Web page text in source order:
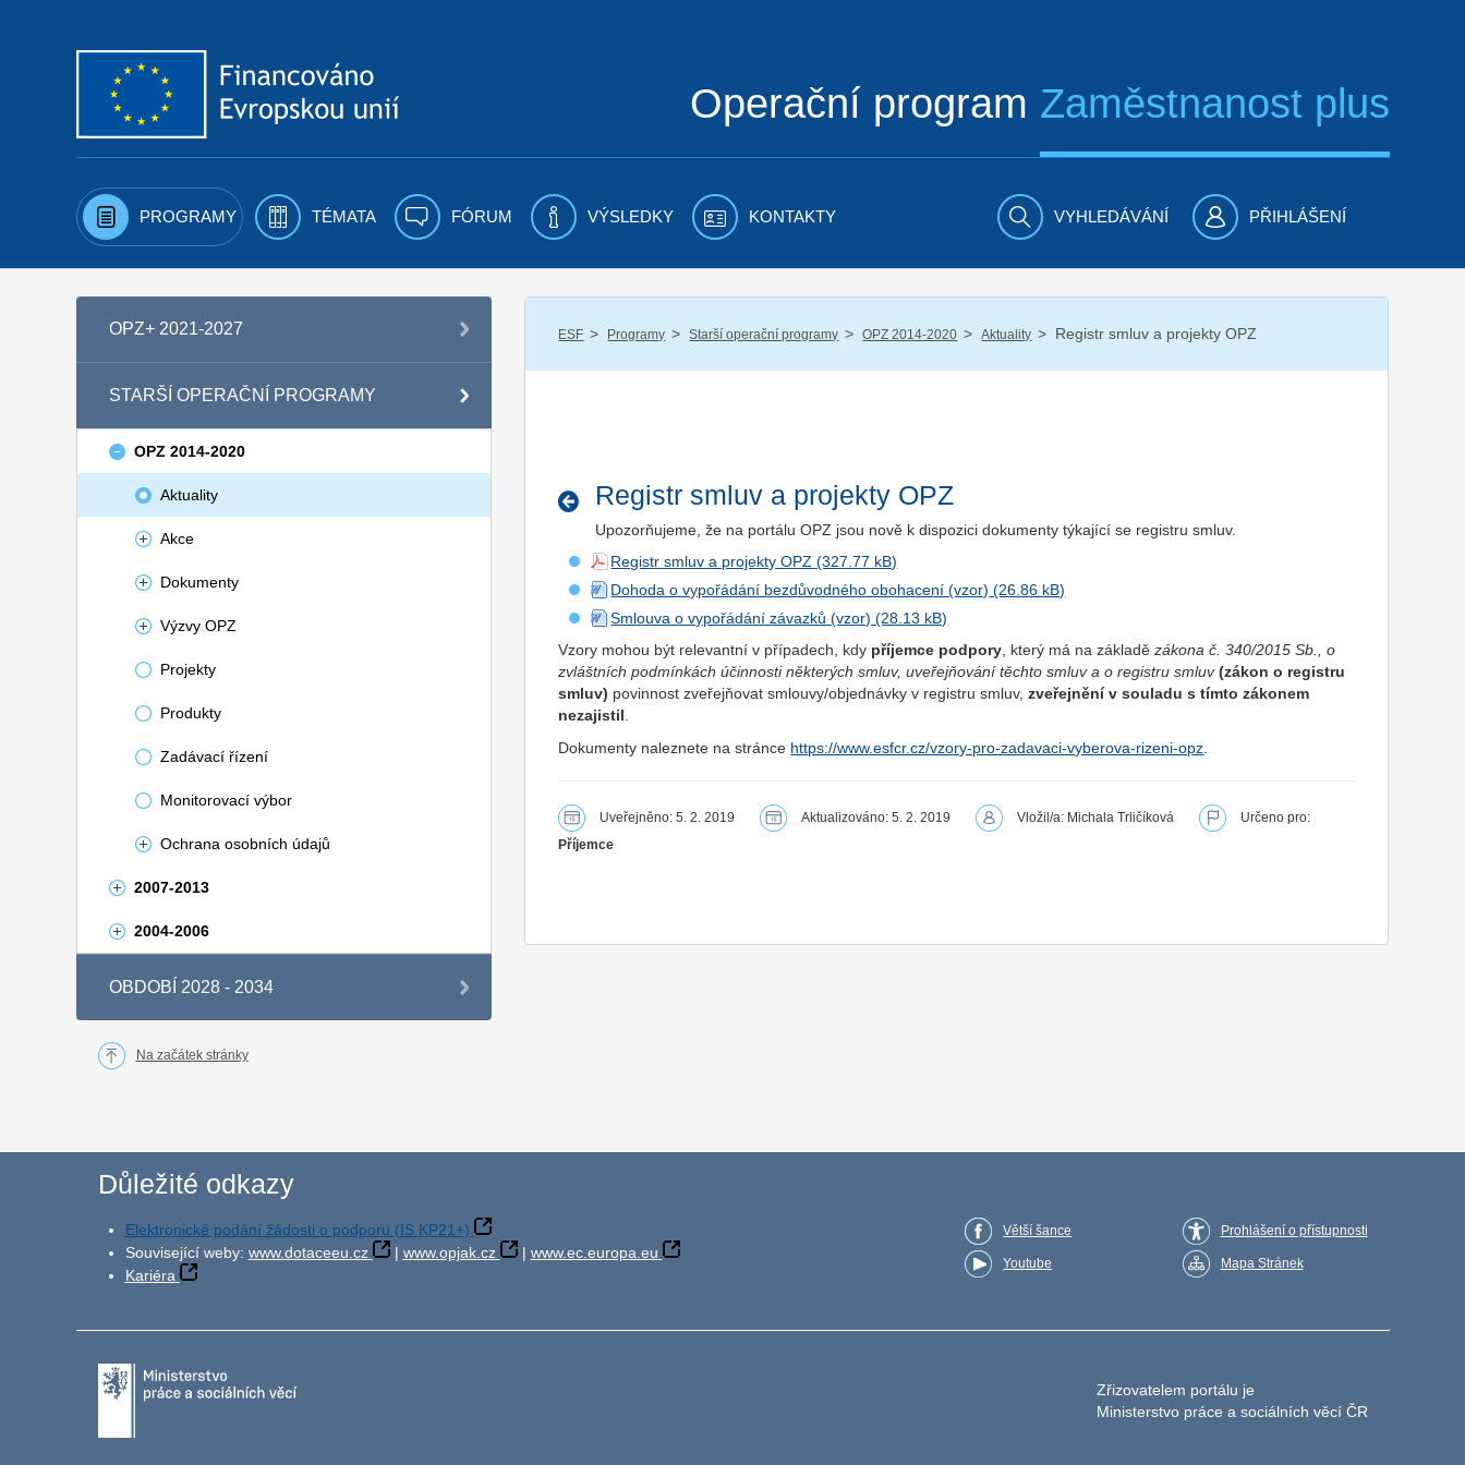
Operační program Zaměstnanost plus
PROGRAMY TÉMATA FÓRUM VÝSLEDKY KONTAKTY VYHLEDÁVÁNÍ PŘIHLÁŠENÍ
OPZ+ 2021-2027
STARŠÍ OPERAČNÍ PROGRAMY
OPZ 2014-2020
Aktuality
Akce
Dokumenty
Výzvy OPZ
Projekty
Produkty
Zadávací řízení
Monitorovací výbor
Ochrana osobních údajů
2007-2013
2004-2006
OBDOBÍ 2028 - 2034
ESF / Programy / Starší operační programy / OPZ 2014-2020 / Aktuality / Registr smluv a projekty OPZ
Registr smluv a projekty OPZ
Upozorňujeme, že na portálu OPZ jsou nově k dispozici dokumenty týkající se registru smluv.
Registr smluv a projekty OPZ
Dohoda o vypořádání bezdůvodného obohacení (vzor)
Smlouva o vypořádání závazků (vzor)
Vzory mohou být relevantní v případech, kdy příjemce podpory , který má na základězákona č. 340/2015 Sb., o
zvláštních podmínkách účinnosti některých smluv, uveřejňování těchto smluv a o registru smluv(zákon o registru
smluv) povinnost zveřejňovat smlouvy/objednávky v registru smluv,zveřejnění v souladu s tímto zákonem
nezajistil
Dokumenty naleznete na stránce https://www.esfcr.cz/vzory-pro-zadavaci-vyberova-rizeni-opz
Uveřejněno: 5. 2. 2019 Aktualizováno: 5. 2. 2019 Vložil/a: Michala Trličíková
Určeno pro:
Příjemce
Na začátek stránky
Důležité odkazy
Elektronické podání žádosti o podporu (IS KP21+)
Související weby: www.dotaceeu.cz | www.opjak.cz | www.ec.europa.eu
Kariéra
Větší šance
Youtube
Prohlášení o přístupnosti
Mapa Stránek
Zřizovatelem portálu je
Ministerstvo práce a sociálních věcí ČR